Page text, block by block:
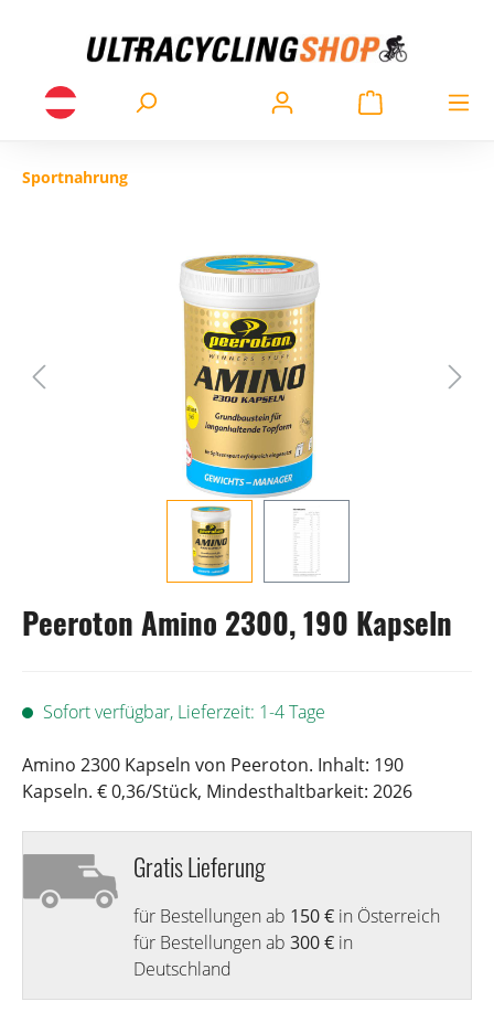
Sportnahrung
Peeroton Amino 2300, 190 Kapseln
Sofort verfügbar, Lieferzeit: 1-4 Tage
Amino 2300 Kapseln von Peeroton. Inhalt: 190
Kapseln. € 0,36/Stück, Mindesthaltbarkeit: 2026
Gratis Lieferung
für Bestellungen ab 150 € in Österreich
für Bestellungen ab 300 € in
Deutschland